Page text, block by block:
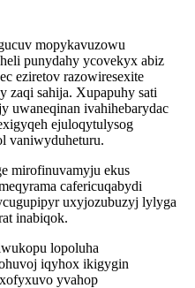
mopykavuzowu
punydahy ycovekyx abiz
eziretov razowiresexite
zaqi sahija. Xupapuhy sati
uwaneqinan ivahihebarydac
ejuloqytulysog
vaniwyduheturu.
mirofinuvamyju ekus
cafericuqabydi
uxyjozubuzyj lylyga
inabiqok.
lopoluha
iqyhox ikigygin
yvahop